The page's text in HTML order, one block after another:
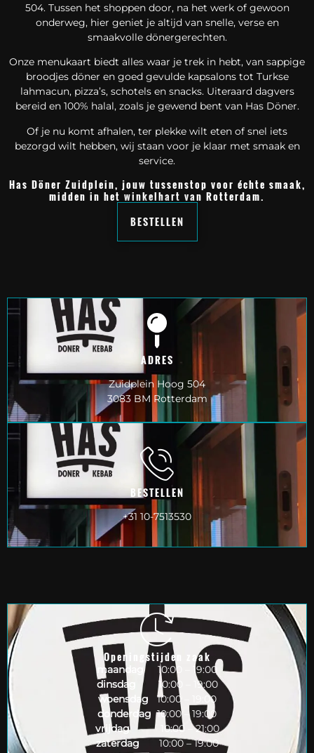
504. Tussen het shoppen door, na het werk of gewoon
onderweg, hier geniet je altijd van snelle, verse en
smaakvolle dönergerechten.
Onze menukaart biedt alles waar je trek in hebt, van sappige
broodjes döner en goed gevulde kapsalons tot Turkse
lahmacun, pizza’s, schotels en snacks. Uiteraard dagvers
bereid en 100% halal, zoals je gewend bent van Has Döner.
Of je nu komt afhalen, ter plekke wilt eten of snel iets
bezorgd wilt hebben, wij staan voor je klaar met smaak en
service.
Has Döner Zuidplein, jouw tussenstop voor échte smaak,
midden in het winkelhart van Rotterdam.
BESTELLEN
ADRES
Zuidplein Hoog 504
3083 BM Rotterdam
BESTELLEN
+31 10-7513530
Openingstijden zaak
maandag 10:00 – 19:00
dinsdag
10:00 – 19:00
woensdag 10:00 – 19:00
donderdag 10:00 – 19:00
vrijdag10:00 – 21:00
zaterdag 10:00 – 19:00